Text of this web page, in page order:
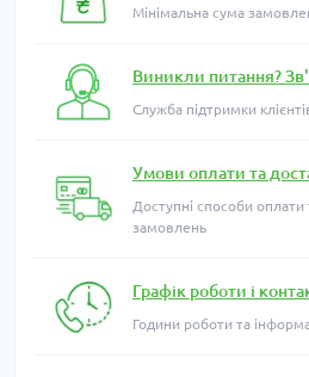
Мінімальна сума
Виникли питання?
Служба підтримки
Умови оплати та
Доступні способи
замовлень
Графік роботи і
Години роботи та